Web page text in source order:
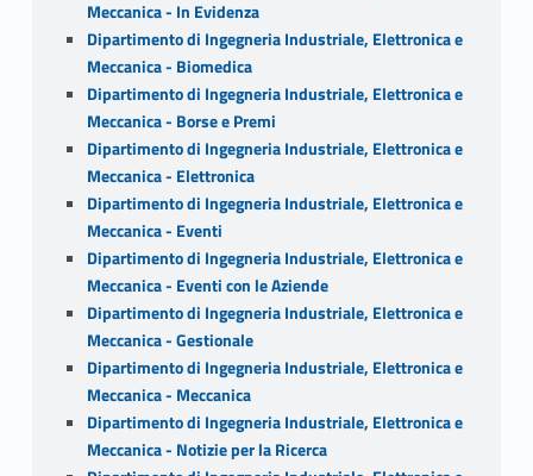
Meccanica - In Evidenza
Dipartimento di Ingegneria Industriale, Elettronica e
Meccanica - Biomedica
Dipartimento di Ingegneria Industriale, Elettronica e
Meccanica - Borse e Premi
Dipartimento di Ingegneria Industriale, Elettronica e
Meccanica - Elettronica
Dipartimento di Ingegneria Industriale, Elettronica e
Meccanica - Eventi
Dipartimento di Ingegneria Industriale, Elettronica e
Meccanica - Eventi con le Aziende
Dipartimento di Ingegneria Industriale, Elettronica e
Meccanica - Gestionale
Dipartimento di Ingegneria Industriale, Elettronica e
Meccanica - Meccanica
Dipartimento di Ingegneria Industriale, Elettronica e
Meccanica - Notizie per la Ricerca